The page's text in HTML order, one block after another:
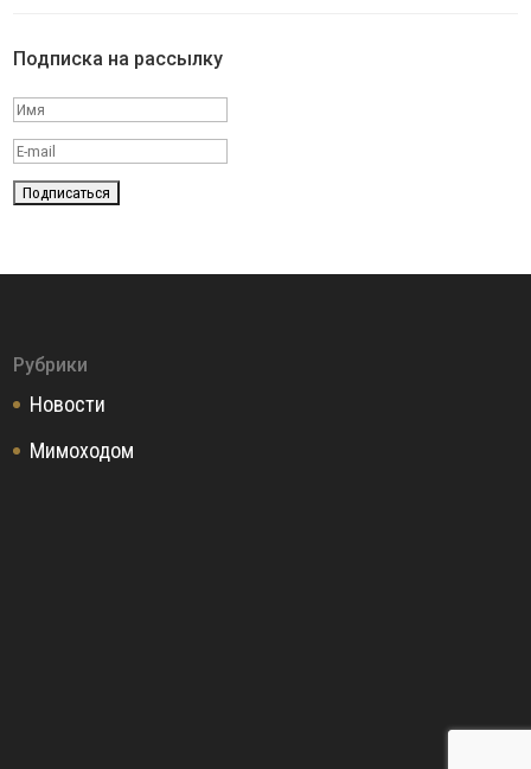
Подписка на рассылку
Рубрики
Новости
Мимоходом